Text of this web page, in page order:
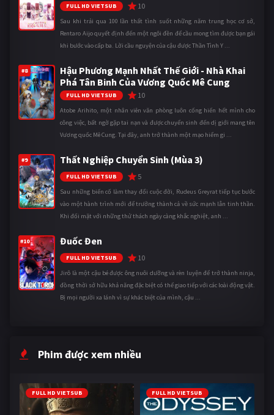
FULL HD VIETSUB 10
Sau khi trải qua 100 lần thất tình suốt những năm trung học cơ sở,
Rentaro Aijo quyết định đến một ngôi đền để cầu mong tìm được bạn gái
khi bước vào cấp ba. Lời cầu nguyện của cậu được Thần Tình Y ...
#8
Hậu Phương Mạnh Nhất Thế Giới - Nhà Khai
Phá Tân Binh Của Vương Quốc Mê Cung
FULL HD VIETSUB 10
Atobe Arihito, một nhân viên văn phòng luôn cống hiến hết mình cho
công việc, bất ngờ gặp tai nạn và được chuyển sinh đến dị giới mang tên
Vương quốc Mê Cung. Tại đây, anh trở thành một mạo hiểm gi ...
#9 Thất Nghiệp Chuyển Sinh (Mùa 3)
FULL HD VIETSUB 5
Sau những biến cố làm thay đổi cuộc đời, Rudeus Greyrat tiếp tục bước
vào một hành trình mới để trưởng thành cả về sức mạnh lẫn tinh thần.
Khi đối mặt với những thử thách ngày càng khắc nghiệt, anh ...
#10 Đuốc Đen
FULL HD VIETSUB 10
Jirô là một cậu bé được ông nuôi dưỡng và rèn luyện để trở thành ninja,
đồng thời sở hữu khả năng đặc biệt có thể giao tiếp với các loài động vật.
Bị mọi người xa lánh vì sự khác biệt của mình, cậu ...
Phim được xem nhiều
FULL HD VIETSUB FULL HD VIETSUB